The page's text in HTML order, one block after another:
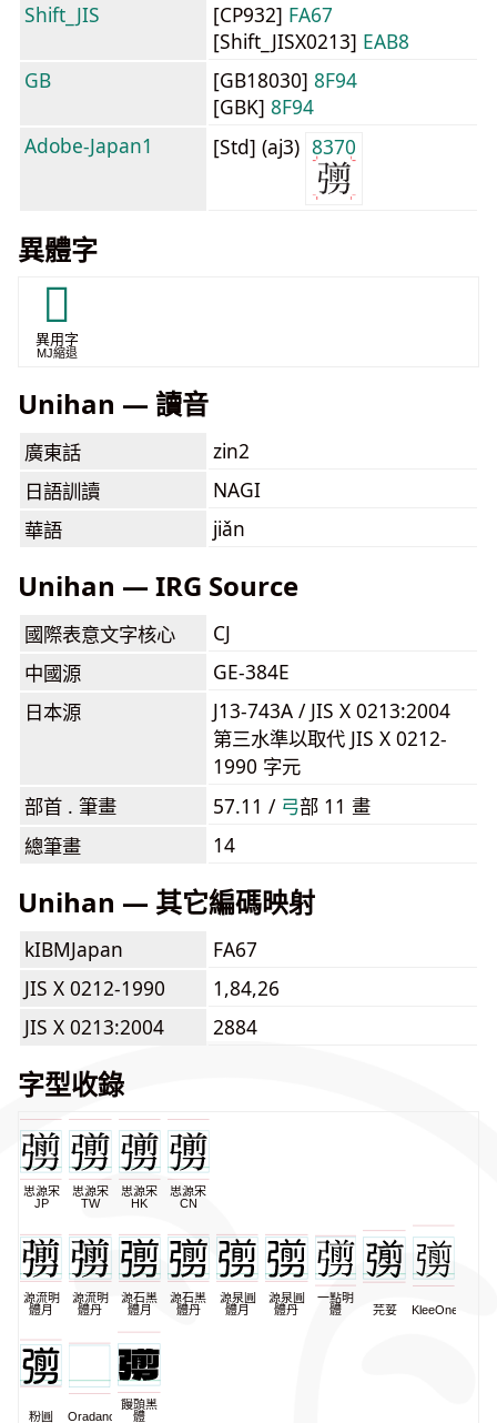
Shift_JIS
[CP932] FA67
[Shift_JISX0213] EAB8
GB
[GB18030] 8F94
[GBK] 8F94
Adobe-Japan1
[Std] (aj3) 8370
異體字
𭚿
異用字
MJ縮退
Unihan — 讀音
廣東話
zin2
日語訓讀
NAGI
華語
jiǎn
Unihan — IRG Source
國際表意文字核心
CJ
中國源
GE-384E
日本源
J13-743A / JIS X 0213:2004
第三水準以取代 JIS X 0212-
1990 字元
部首 . 筆畫
57.11 / ⼸部 11 畫
總筆畫
14
Unihan — 其它編碼映射
kIBMJapan
FA67
JIS X 0212-1990
1,84,26
JIS X 0213:2004
2884
字型收錄
思源宋
JP
思源宋
TW
思源宋
HK
思源宋
CN
源流明
體月
源流明
體丹
源石黑
體月
源石黑
體丹
源泉圓
體月
源泉圓
體丹
一點明
體
芫荽 KleeOne
粉圓 Oradano
饅頭黑
體